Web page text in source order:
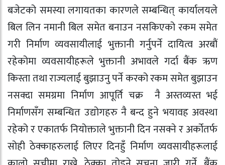
बजेटको समस्या लगायतका कारणले सम्बन्धित् कार्यालयले
बिल लिन नमानी बिल समेत बनाउन नसकिएको रकम समेत
गरी निर्माण व्यवसायीलाई भुक्तानी गर्नुपर्ने दायित्व अरबौं
रहेकोमा व्यवसायीहरूले भुक्तानी अभावले गर्दा बैंक ऋण
किस्ता तथा राज्यलाई बुझाउनु पर्ने करको रकम समेत बुझाउन
नसक्दा समग्रमा निर्माण आपूर्ति चक्र नै अस्तव्यस्त भई
निर्माणसँग सम्बन्धित उद्योगहरु नै बन्द हुने भयावह अवस्था
रहेको र एकातर्फ नियोक्ताले भुक्तानी दिन नसक्ने र अर्कोतर्फ
सोही ठेक्काहरुलाई लिएर दिनहुँ निर्माण व्यवसायीहरूलाई